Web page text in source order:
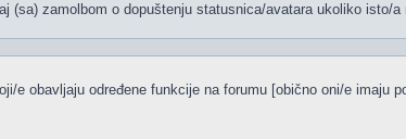
(sa) zamolbom o dopuštenju statusnica/avatara ukoliko isto/a
obavljaju određene funkcije na forumu [obično oni/e imaju